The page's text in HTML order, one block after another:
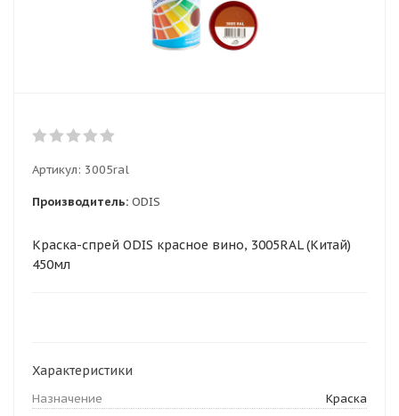
Артикул: 3005ral
Производитель: ODIS
Краска-спрей ODIS красное вино, 3005RAL (Китай)
450мл
Характеристики
Назначение
Краска